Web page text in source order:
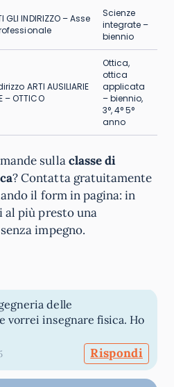
GLI INDIRIZZO – Asse
Scienze
integrate –
biennio
ARTI AUSILIARIE
– OTTICO
Ottica,
ottica
applicata
– biennio,
3°, 4° 5°
anno
sullaclasse di
? Contatta gratuitamente
il form in pagina: in
al più presto una
impegno.
delle
vorrei insegnare fisica. Ho
Rispondi